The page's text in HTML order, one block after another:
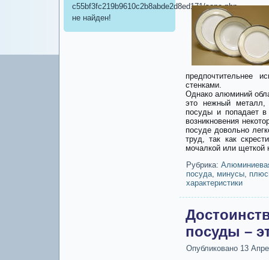
c55bf3fc219b9610c2b8abde2d8ed171/sape.php
не найден!
предпочтительнее
стенками.
Однако алюминий
это нежный металл,
посуды и попадает
возникновения
посуде довольно
труд, так как
мочалкой или щеткой
Рубрика:
посуда, минусы,
характеристики
посуды –
Опубликовано 13